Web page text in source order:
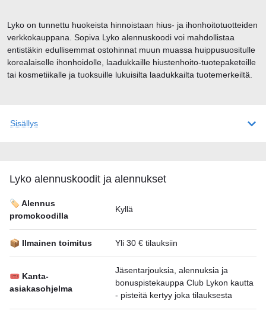
Sisällys
Lyko alennuskoodit ja alennukset
🏷️ Alennus
promokoodilla
Kyllä
📦 Ilmainen toimitus Yli 30 € tilauksiin
🎟 Kanta-
asiakasohjelma
Jäsentarjouksia, alennuksia ja
bonuspistekauppa Club Lykon kautta
- pisteitä kertyy joka tilauksesta
Lyko on tunnettu huokeista hinnoistaan hius- ja ihonhoitotuotteiden
verkkokauppana. Sopiva Lyko alennuskoodi voi mahdollistaa
entistäkin edullisemmat ostohinnat muun muassa huippusuositulle
korealaiselle ihonhoidolle, laadukkaille hiustenhoito-tuotepaketeille
tai kosmetiikalle ja tuoksuille lukuisilta laadukkailta tuotemerkeiltä.